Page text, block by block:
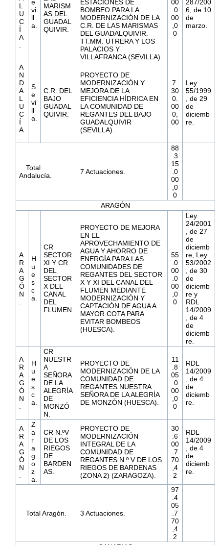
L
U
C
Í
A
e
vi
ll
a.
MARISM
AS DEL
GUADAL
QUIVIR.
ESTACIONES DE
BOMBEO PARA LA
MODERNIZACIÓN DE LA
C.R. DE LAS MARISMAS
DEL GUADALQUIVIR.
TT.MM. UTRERA Y LOS
PALACIOS Y
VILLAFRANCA (SEVILLA).
00
.0
00
,0
0
287/200
6, de 10
de
marzo.
A
N
D
A
L
U
C
Í
A
S
e
vi
ll
a.
C.R. DEL
BAJO
GUADAL
QUIVIR.
PROYECTO DE
MODERNIZACIÓN Y
MEJORA DE LA
EFICIENCIA HÍDRICA EN
LA COMUNIDAD DE
REGANTES DEL BAJO
GUADALQUIVIR
(SEVILLA).
7.
30
0.
00
0,
00
Ley
55/1999
, de 29
de
diciemb
re.
Total
Andalucía.
7 Actuaciones.
88
.3
15
.0
00
,0
0
ARAGÓN
A
R
A
G
Ó
N
H
u
e
s
c
a.
CR
SECTOR
XI Y CR
DEL
SECTOR
X DEL
CANAL
DEL
FLUMEN.
PROYECTO DE MEJORA
EN EL
APROVECHAMIENTO DE
AGUA Y AHORRO DE
ENERGÍA PARA LAS
COMUNIDADES DE
REGANTES DEL SECTOR
X Y XI DEL CANAL DEL
FLUMEN MEDIANTE
MODERNIZACIÓN Y
CAPTACIÓN DE AGUA A
MAYOR COTA PARA
EVITAR BOMBEOS
(HUESCA).
55
.0
00
.0
00
,0
0
Ley
24/2001
, de 27
de
diciemb
re, Ley
53/2002
, de 30
de
diciemb
re y
RDL
14/2009
, de 4
de
diciemb
re.
A
R
A
G
Ó
N
H
u
e
s
c
a.
CR
NUESTR
A
SEÑORA
DE LA
ALEGRÍA
DE
MONZÓ
N.
PROYECTO DE
MODERNIZACIÓN DE LA
COMUNIDAD DE
REGANTES NUESTRA
SEÑORA DE LA ALEGRÍA
DE MONZÓN (HUESCA).
11
.8
05
.0
00
,0
0
RDL
14/2009
, de 4
de
diciemb
re.
A
R
A
G
Ó
N
Z
a
r
a
g
o
z
a.
CR N.ºV
DE LOS
RIEGOS
DE
BARDEN
AS.
PROYECTO DE
MODERNIZACIÓN
INTEGRAL DE LA
COMUNIDAD DE
REGANTES N.º V DE LOS
RIEGOS DE BARDENAS
(ZONA 2) (ZARAGOZA).
30
.6
00
.7
70
,4
2
RDL
14/2009
, de 4
de
diciemb
re.
Total Aragón. 3 Actuaciones.
97
.4
05
.7
70
,4
2